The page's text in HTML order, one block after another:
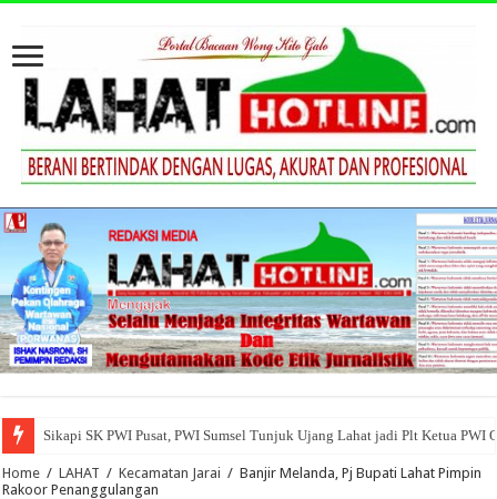
Sikapi SK PWI Pusat, PWI Sumsel Tunjuk Ujang Lahat jadi Plt Ketua PWI
Home / LAHAT / Kecamatan Jarai / Banjir Melanda, Pj Bupati Lahat Pimpin
Rakoor Penanggulangan